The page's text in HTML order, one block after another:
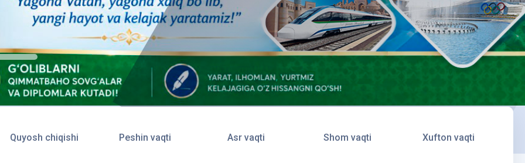
Quyosh chiqishi Peshin vaqti Asr vaqti Shom vaqti Xufton vaqti